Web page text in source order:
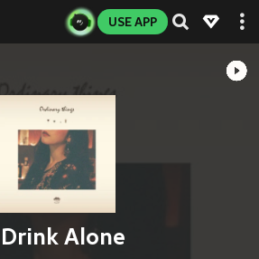
USE APP
I Drink Alone